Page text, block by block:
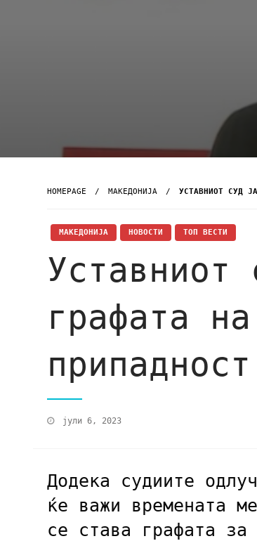
HOMEPAGE МАКЕДОНИЈА УСТАВНИОТ СУД
МАКЕДОНИЈА НОВОСТИ ТОП ВЕСТИ
Уставниот
графата
припадност
јули 6, 2023
Додека судиите
ќе важи времената
се става графата за